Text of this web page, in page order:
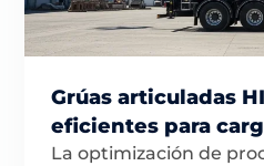
Grúas articuladas
eficientes para
La optimización de